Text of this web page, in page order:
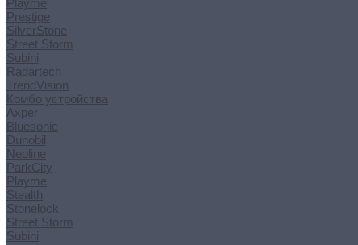
Prestige
SilverStone
Street Storm
Subini
Radartech
TrendVision
Комбо устройства
Axper
Bluesonic
Dunobil
Neoline
ParkCity
Playme
Stealth
Stonelock
Street Storm
Subini